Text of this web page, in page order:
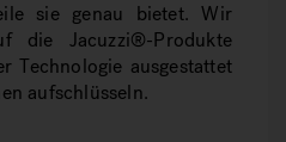
sie genau bietet. Wir
die Jacuzzi®-Produkte
Technologie ausgestattet
aufschlüsseln.